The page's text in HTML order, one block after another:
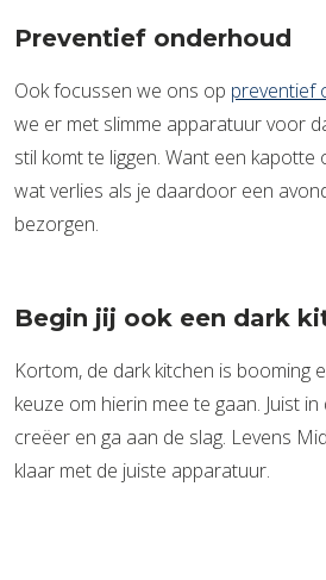
Preventief onderhoud
Ook focussen we ons op preventief
we er met slimme apparatuur voor
stil komt te liggen. Want een
wat verlies als je daardoor een
bezorgen.
Begin jij ook een dark
Kortom, de dark kitchen is booming
keuze om hierin mee te gaan. Juist
creëer en ga aan de slag. Levens
klaar met de juiste apparatuur.